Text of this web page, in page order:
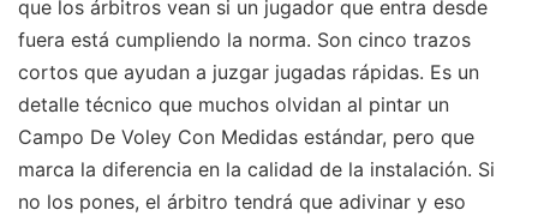
que los árbitros vean si un jugador que entra desde
fuera está cumpliendo la norma. Son cinco trazos
cortos que ayudan a juzgar jugadas rápidas. Es un
detalle técnico que muchos olvidan al pintar un
Campo De Voley Con Medidas estándar, pero que
marca la diferencia en la calidad de la instalación. Si
no los pones, el árbitro tendrá que adivinar y eso